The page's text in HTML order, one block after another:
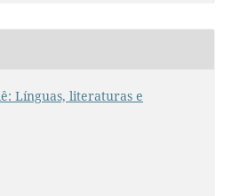
Línguas, literaturas e